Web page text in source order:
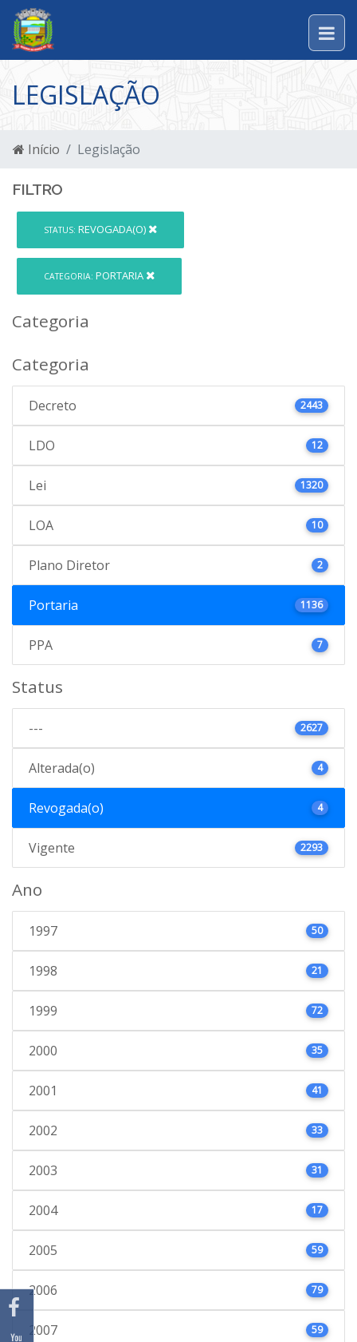
LEGISLAÇÃO
Início Legislação
FILTRO
STATUS: REVOGADA(O)
CATEGORIA: PORTARIA
Categoria
Categoria
Decreto 2443
LDO 12
Lei 1320
LOA 10
Plano Diretor 2
Portaria 1136
PPA 7
Status
--- 2627
Alterada(o) 4
Revogada(o) 4
Vigente 2293
Ano
1997 50
1998 21
1999 72
2000 35
2001 41
2002 33
2003 31
2004 17
2005 59
2006 79
2007 59